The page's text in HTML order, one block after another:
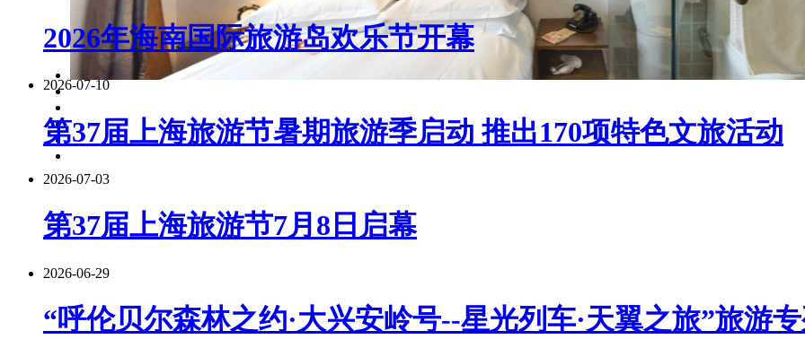
2026年海南国际旅游岛欢乐节开幕
2026-07-10
第37届上海旅游节暑期旅游季启动 推出170项特色文旅活动
2026-07-03
第37届上海旅游节7月8日启幕
2026-06-29
“呼伦贝尔森林之约·大兴安岭号--星光列车·天翼之旅”旅游